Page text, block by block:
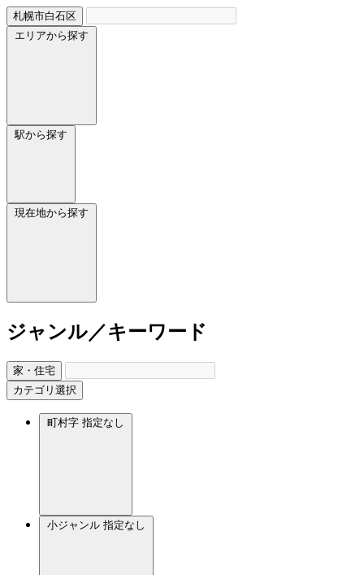
札幌市白石区
エリアから探す
駅から探す
現在地から探す
ジャンル／キーワード
家・住宅
カテゴリ選択
町村字 指定なし
小ジャンル 指定なし